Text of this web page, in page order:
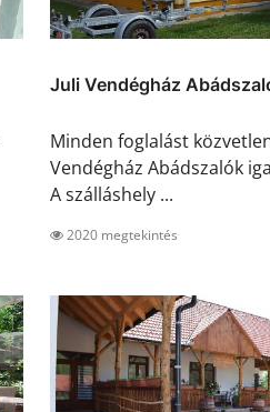
Juli Vendégház
Minden foglalást
Vendégház Abádszalók
A szálláshely ...
2020 megtekintés